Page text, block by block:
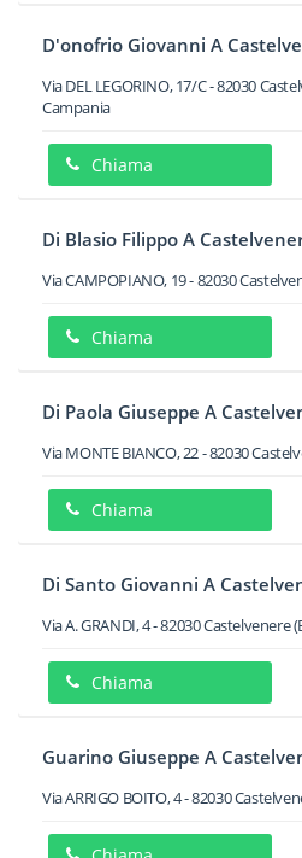
D'onofrio Giovanni A
Via DEL LEGORINO, 17/C-82030
Campania
Chiama
Di Blasio Filippo A
Via CAMPOPIANO, 19-82030
Chiama
Di Paola Giuseppe A
Via MONTE BIANCO, 22-82030
Chiama
Di Santo Giovanni A
Via A. GRANDI, 4-82030Castelvenere
Chiama
Guarino Giuseppe A
Via ARRIGO BOITO, 4-82030